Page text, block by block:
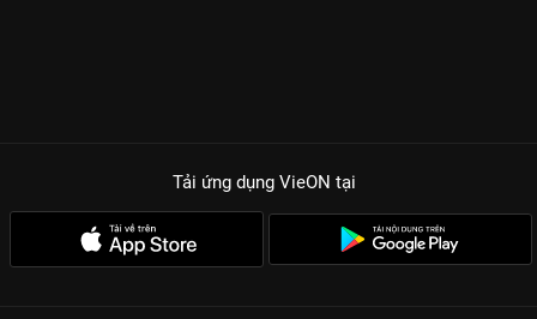
Tải ứng dụng VieON tại